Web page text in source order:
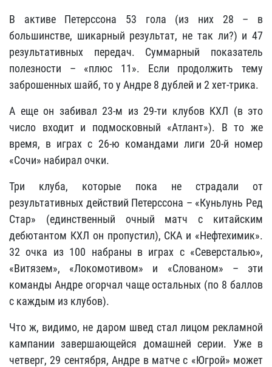
В активе Петерссона 53 гола (из них 28 – в
большинстве, шикарный результат, не так ли?) и 47
результативных передач. Суммарный показатель
полезности – «плюс 11». Если продолжить тему
заброшенных шайб, то у Андре 8 дублей и 2 хет-трика.
А еще он забивал 23-м из 29-ти клубов КХЛ (в это
число входит и подмосковный «Атлант»). В то же
время, в играх с 26-ю командами лиги 20-й номер
«Сочи» набирал очки.
Три клуба, которые пока не страдали от
результативных действий Петерссона – «Куньлунь Ред
Стар» (единственный очный матч с китайским
дебютантом КХЛ он пропустил), СКА и «Нефтехимик».
32 очка из 100 набраны в играх с «Северсталью»,
«Витязем», «Локомотивом» и «Слованом» – эти
команды Андре огорчал чаще остальных (по 8 баллов
с каждым из клубов).
Что ж, видимо, не даром швед стал лицом рекламной
кампании завершающейся домашней серии. Уже в
четверг, 29 сентября, Андре в матче с «Югрой» может